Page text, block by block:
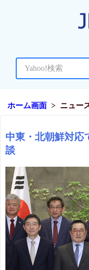
ホーム画面 ニュー
中東・北朝鮮対応
談